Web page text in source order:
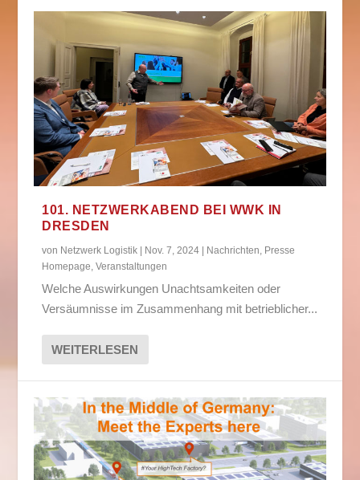
101. NETZWERKABEND BEI WWK IN
DRESDEN
von Netzwerk Logistik | Nov. 7, 2024 | Nachrichten Presse
Homepage ,Veranstaltungen
Welche Auswirkungen Unachtsamkeiten oder
Versäumnisse im Zusammenhang mit betrieblicher...
WEITERLESEN